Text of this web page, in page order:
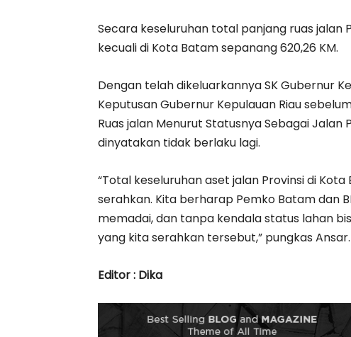
Secara keseluruhan total panjang ruas
kecuali di Kota Batam sepanang 620,26 KM.
Dengan telah dikeluarkannya SK Gubernur
Keputusan Gubernur Kepulauan Riau
Ruas jalan Menurut Statusnya Sebagai Jalan
dinyatakan tidak berlaku lagi.
“Total keseluruhan aset jalan Provinsi di Kota
serahkan. Kita berharap Pemko Batam dan
memadai, dan tanpa kendala status lahan
yang kita serahkan tersebut,” pungkas Ansar.
Editor : Dika